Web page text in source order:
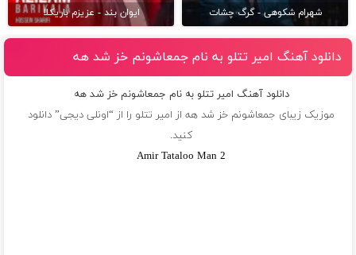
شهرام شکوهی - گرگ چشات ایوان بند - عزیزم باریکلا
دانلود آهنگ امیر تتلو به نام جمعاشونم خز شد هه
دانلود آهنگ امیر تتلو به نام جمعاشونم خز شد هه
موزیک زیبای جمعاشونم خز شد هه از امیر تتلو را از “اونلی دیجی” دانلود
کنید.
Amir Tataloo Man 2